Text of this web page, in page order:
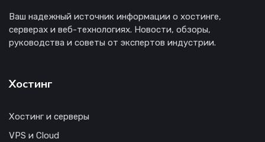
Ваш надежный источник информации о хостинге,
серверах и веб-технологиях. Новости, обзоры,
руководства и советы от экспертов индустрии.
Хостинг
Хостинг и серверы
VPS и Cloud